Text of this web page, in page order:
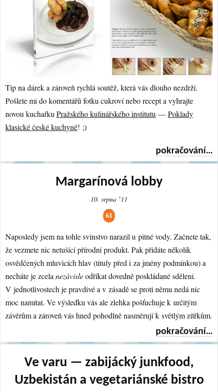
Tip na dárek a zároveň rychlá soutěž, která vás dlouho nezdrží.
Pošlete mi do komentářů fotku cukroví nebo recept a vyhrajte
novou kuchařkuPražského kulinářského institutu —Poklady
klasické české kuchyně! ;)
pokračování…
Margarínová lobby
10. srpna ʼ11
61
Naposledy jsem na tohle svinstvo narazil u pitné vody. Začnete tak,
že vezmete nic netušící přírodní produkt. Pak přidáte několik
osvědčených mluvicích hlav (tituly před i za jmény podmínkou) a
necháte je zcelanezávisleodříkat dovedně poskládané sdělení.
V jednotlivostech je pravdivé a v zásadě se proti němu nedá nic
moc namítat. Ve výsledku vás ale zlehka pošťuchuje k určitým
závěrům a zároveň vás hned pohodlně nasměrují k světlým zítřkům.
pokračování…
Ve varu — zabijácký junkfood,
Uzbekistán a vegetariánské bistro